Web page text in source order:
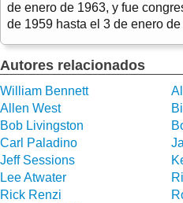
de enero de 1963, y fue
de 1959 hasta el 3 de enero de
Autores relacionados
William Bennett
Allen West
Bob Livingston
Carl Paladino
Jeff Sessions
Lee Atwater
Rick Renzi